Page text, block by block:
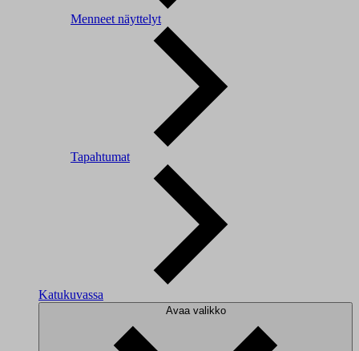
Menneet näyttelyt
Tapahtumat
Katukuvassa
Avaa valikko